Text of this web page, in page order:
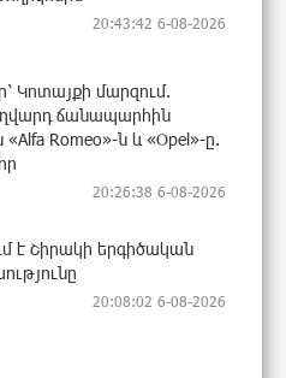
20:43:42 6-08-2026
Կոտայքի մարզում.
ճանապարհին
Romeo»-ն և «Opel»-ը.
20:26:38 6-08-2026
է Շիրակի երգիծական
20:08:02 6-08-2026